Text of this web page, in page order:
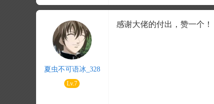
夏虫不可语冰_328
Lv.7
感谢大佬的付出，赞一个！